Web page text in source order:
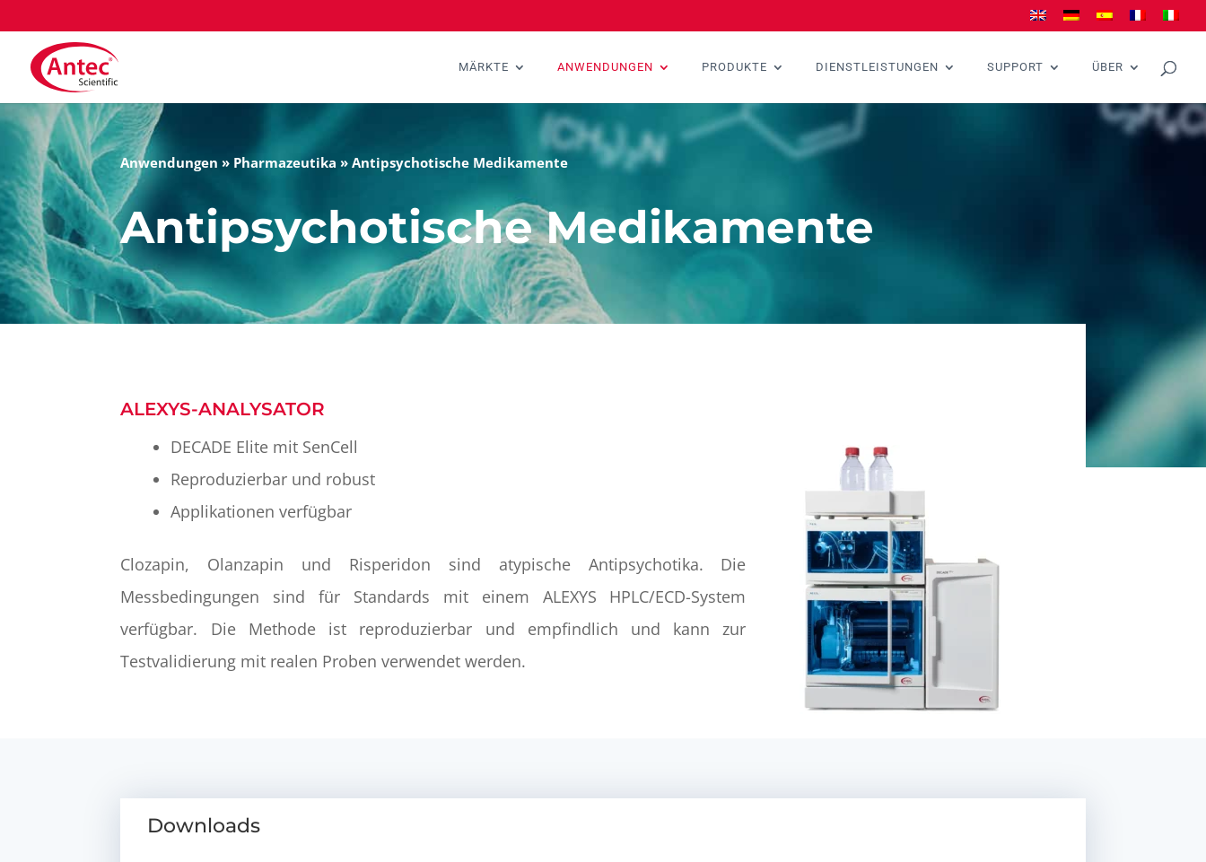
MÄRKTE ANWENDUNGEN PRODUKTE DIENSTLEISTUNGEN SUPPORT ÜBER
Anwendungen » Pharmazeutika »Antipsychotische Medikamente
Antipsychotische Medikamente
ALEXYS-ANALYSATOR
DECADE Elite mit SenCell
Reproduzierbar und robust
Applikationen verfügbar
Clozapin, Olanzapin und Risperidon sind atypische Antipsychotika. Die
Messbedingungen sind für Standards mit einem ALEXYS HPLC/ECD-System
verfügbar. Die Methode ist reproduzierbar und empfindlich und kann zur
Testvalidierung mit realen Proben verwendet werden.
Downloads